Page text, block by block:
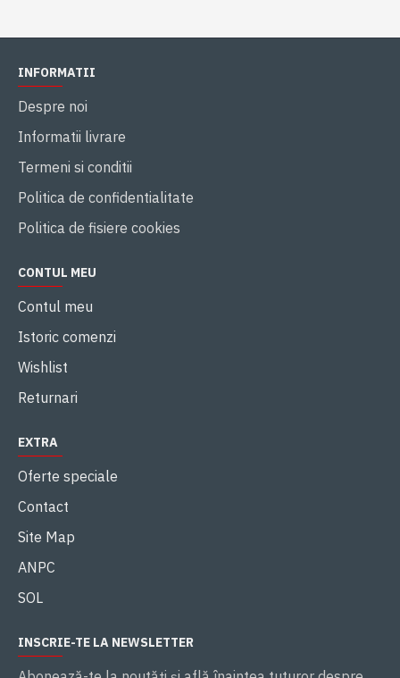
INFORMATII
Despre noi
Informatii livrare
Termeni si conditii
Politica de confidentialitate
Politica de fisiere cookies
CONTUL MEU
Contul meu
Istoric comenzi
Wishlist
Returnari
EXTRA
Oferte speciale
Contact
Site Map
ANPC
SOL
INSCRIE-TE LA NEWSLETTER